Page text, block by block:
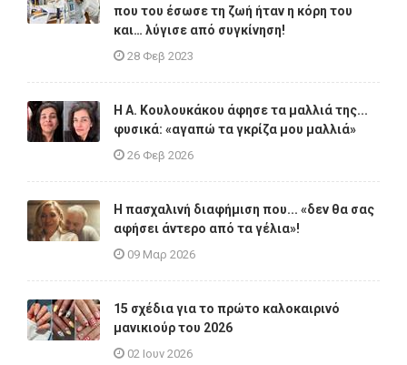
που του έσωσε τη ζωή ήταν η κόρη του
και… λύγισε από συγκίνηση!
28 Φεβ 2023
Η A. Κουλουκάκου άφησε τα μαλλιά της...
φυσικά: «αγαπώ τα γκρίζα μου μαλλιά»
26 Φεβ 2026
Η πασχαλινή διαφήμιση που... «δεν θα σας
αφήσει άντερο από τα γέλια»!
09 Μαρ 2026
15 σχέδια για το πρώτο καλοκαιρινό
μανικιούρ του 2026
02 Ιουν 2026